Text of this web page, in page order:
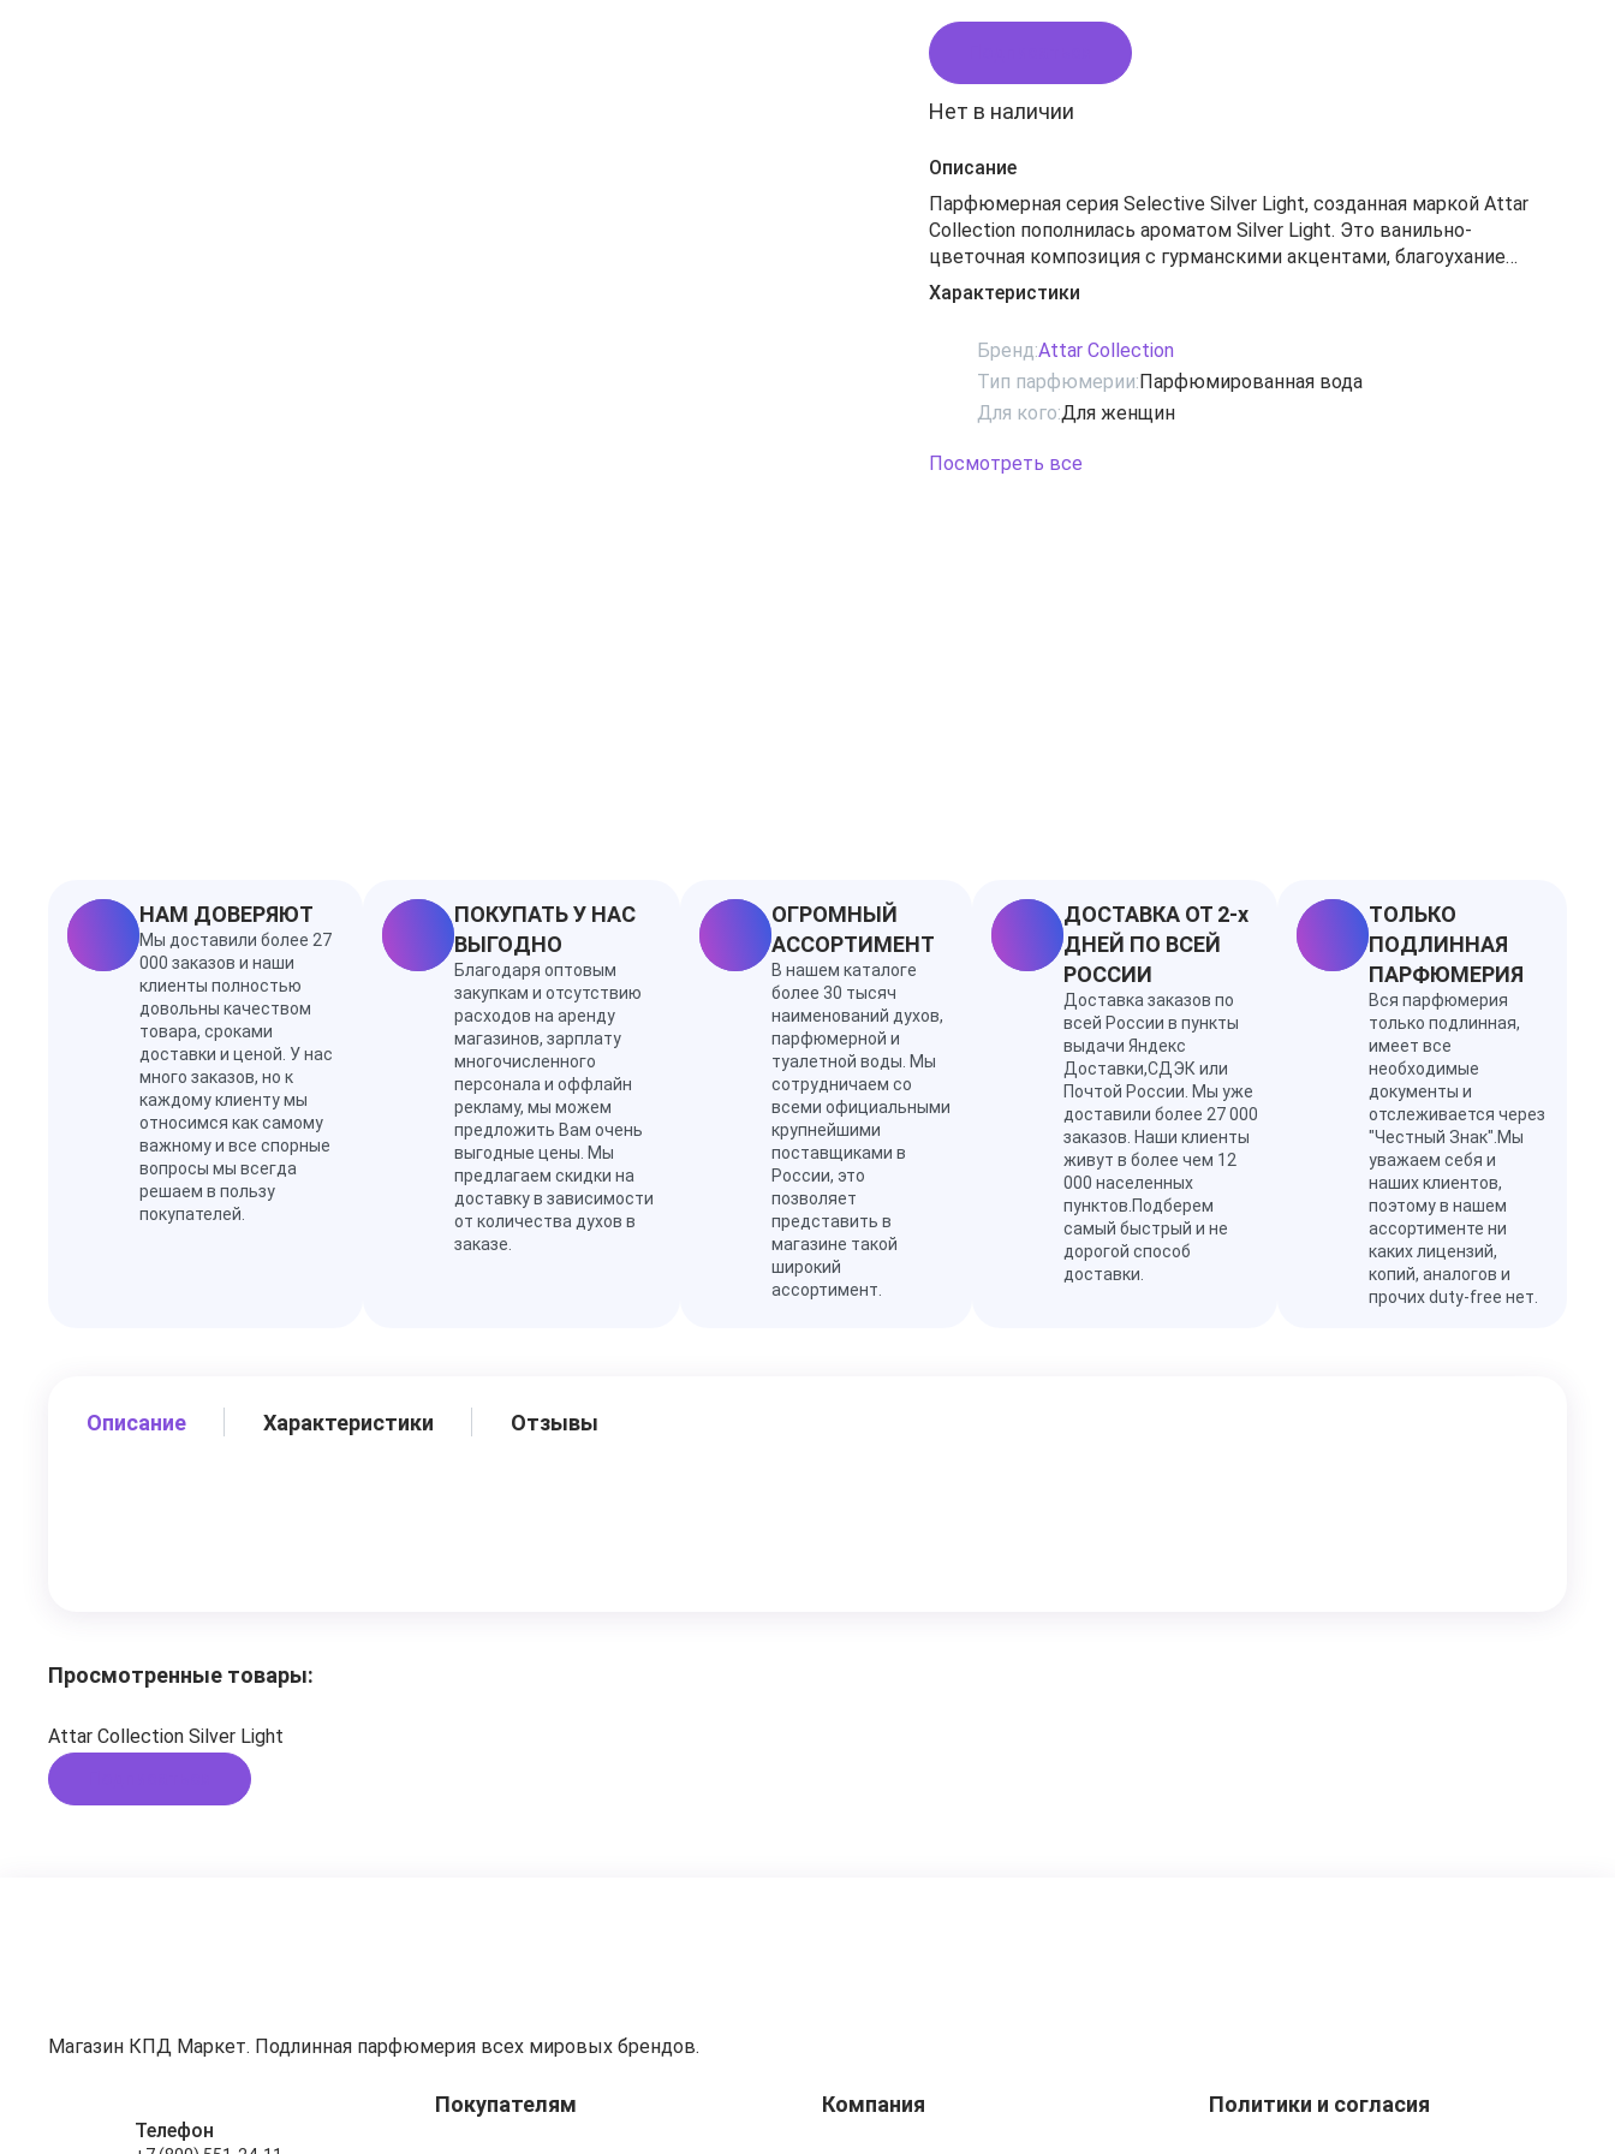
Нет в наличии
Описание
Парфюмерная серия Selective Silver Light, созданная маркой Attar
Collection пополнилась ароматом Silver Light. Это ванильно-
цветочная композиция с гурманскими акцентами, благоухание
которой перенесет вас в удивительную атмосферу роскошных
дворцов, демонстрирующих весь колорит восточных традиций.
оригинальным вкусом.
Ноты: амбра, белые цветы, ваниль, сладкие ноты, шоколад
Характеристики
Бренд:Attar Collection
Тип парфюмерии:Парфюмированная вода
Для кого:Для женщин
Посмотреть все
НАМ ДОВЕРЯЮТ
Мы доставили более 27
000 заказов и наши
клиенты полностью
довольны качеством
товара, сроками
доставки и ценой. У нас
много заказов, но к
каждому клиенту мы
относимся как самому
важному и все спорные
вопросы мы всегда
решаем в пользу
покупателей.
ПОКУПАТЬ У НАС
ВЫГОДНО
Благодаря оптовым
закупкам и отсутствию
расходов на аренду
магазинов, зарплату
многочисленного
персонала и оффлайн
рекламу, мы можем
предложить Вам очень
выгодные цены. Мы
предлагаем скидки на
доставку в зависимости
от количества духов в
заказе.
ОГРОМНЫЙ
АССОРТИМЕНТ
В нашем каталоге
более 30 тысяч
наименований духов,
парфюмерной и
туалетной воды. Мы
сотрудничаем со
всеми официальными
крупнейшими
поставщиками в
России, это
позволяет
представить в
магазине такой
широкий
ассортимент.
ДОСТАВКА ОТ 2-х
ДНЕЙ ПО ВСЕЙ
РОССИИ
Доставка заказов по
всей России в пункты
выдачи Яндекс
Доставки,СДЭК или
Почтой России. Мы уже
доставили более 27 000
заказов. Наши клиенты
живут в более чем 12
000 населенных
пунктов.Подберем
самый быстрый и не
дорогой способ
доставки.
ТОЛЬКО
ПОДЛИННАЯ
ПАРФЮМЕРИЯ
Вся парфюмерия
только подлинная,
имеет все
необходимые
документы и
отслеживается через
"Честный Знак".Мы
уважаем себя и
наших клиентов,
поэтому в нашем
ассортименте ни
каких лицензий,
копий, аналогов и
прочих duty-free нет.
Описание Характеристики Отзывы
Просмотренные товары:
Attar Collection Silver Light
Магазин КПД Маркет. Подлинная парфюмерия всех мировых брендов.
Покупателям Компания Политики и согласия
Телефон